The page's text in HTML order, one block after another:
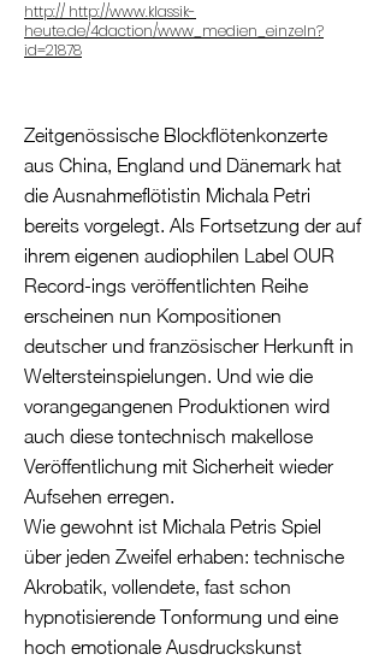
http:// http://www.klassik-
heute.de/4daction/www_medien_einzeln?
id=21878
Zeitgenössische Blockflötenkonzerte
aus China, England und Dänemark hat
die Ausnahmeflötistin Michala Petri
bereits vorgelegt. Als Fortsetzung der auf
ihrem eigenen audiophilen Label OUR
Record-ings veröffentlichten Reihe
erscheinen nun Kompositionen
deutscher und französischer Herkunft in
Weltersteinspielungen. Und wie die
vorangegangenen Produktionen wird
auch diese tontechnisch makellose
Veröffentlichung mit Sicherheit wieder
Aufsehen erregen.
Wie gewohnt ist Michala Petris Spiel
über jeden Zweifel erhaben: technische
Akrobatik, vollendete, fast schon
hypnotisierende Tonformung und eine
hoch emotionale Ausdruckskunst